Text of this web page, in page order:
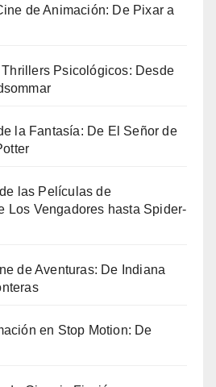
de Animación: De Pixar a
Psicológicos: Desde
la Fantasía: De El Señor de
las Películas de
Los Vengadores hasta Spider-
de Aventuras: De Indiana
en Stop Motion: De